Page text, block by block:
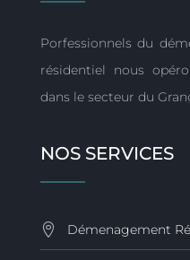
Porfessionnels du
résidentiel nous
dans le secteur du
NOS SERVICES
Démenagement